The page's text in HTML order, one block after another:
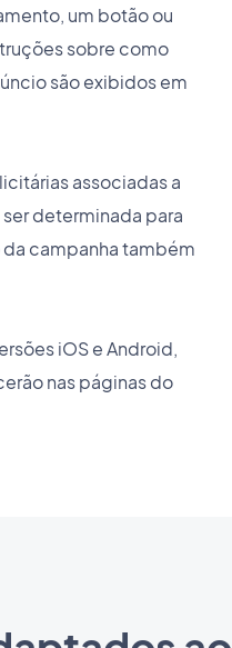
um botão ou
sobre como
são exibidos em
associadas a
determinada para
campanha também
iOS e Android,
nas páginas do